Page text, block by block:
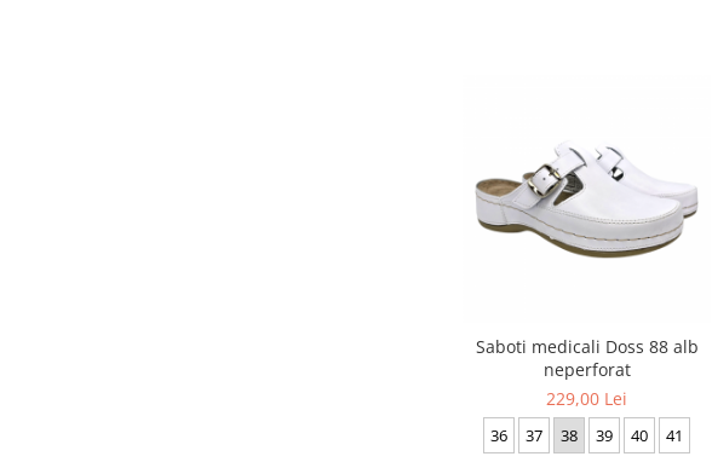
Saboti medicali Doss 88 alb
neperforat
229,00 Lei
36 37 38 39 40 41